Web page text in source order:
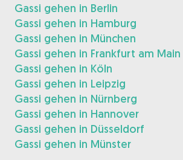
Gassi gehen in Berlin
Gassi gehen in Hamburg
Gassi gehen in München
Gassi gehen in Frankfurt am Main
Gassi gehen in Köln
Gassi gehen in Leipzig
Gassi gehen in Nürnberg
Gassi gehen in Hannover
Gassi gehen in Düsseldorf
Gassi gehen in Münster